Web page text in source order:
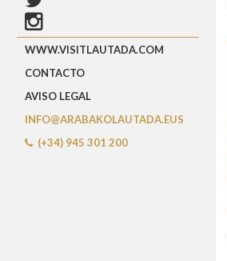
WWW.VISITLAUTADA.COM
CONTACTO
AVISO LEGAL
INFO@ARABAKOLAUTADA.EUS
(+34) 945 301 200